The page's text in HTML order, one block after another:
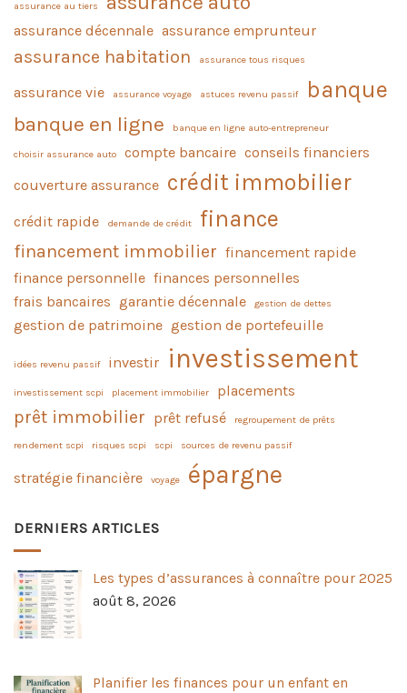
assurance au tiers
assurance décennale assurance emprunteur
assurance habitation assurance tous risques
assurance vie assurance voyage astuces revenu passif banque
banque en ligne banque en ligne auto-entrepreneur
choisir assurance auto compte bancaire conseils financiers
couverture assurance crédit immobilier
crédit rapide demande de crédit finance
financement immobilier financement rapide
finance personnelle finances personnelles
frais bancaires garantie décennale gestion de dettes
gestion de patrimoine gestion de portefeuille
idées revenu passif investir investissement
investissement scpi placement immobilier placements
prêt immobilier prêt refusé regroupement de prêts
rendement scpi risques scpi scpi sources de revenu passif
stratégie financière voyage épargne
DERNIERS ARTICLES
Les types d’assurances à connaître pour 2025
août 8, 2026
Planifier les finances pour un enfant en